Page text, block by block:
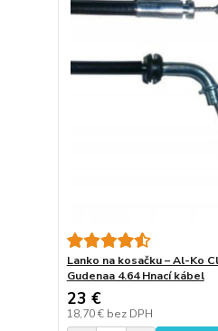
Lanko na kosačku – Al-Ko
Gudenaa 4.64 Hnací kábel
23 €
18,70 € bez DPH